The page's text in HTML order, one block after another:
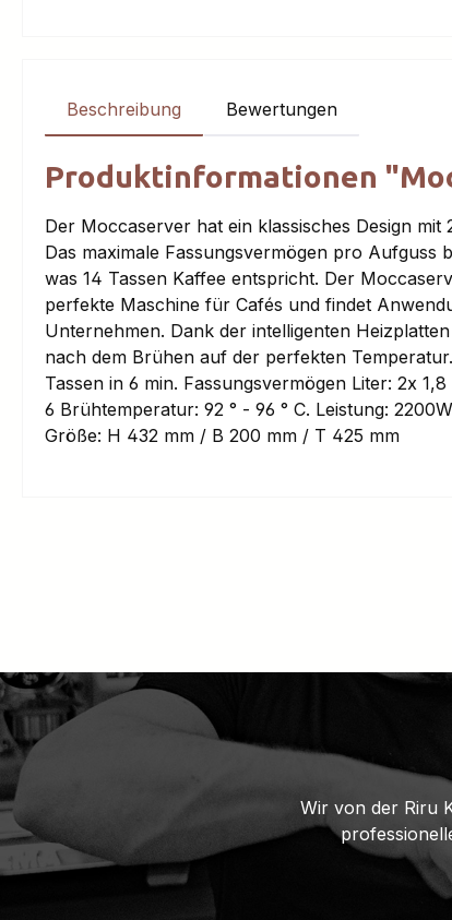
Beschreibung Bewertungen
Produktinformationen
Der Moccaserver hat ein klassisches Design mit
Das maximale Fassungsvermögen pro Aufguss
was 14 Tassen Kaffee entspricht. Der
perfekte Maschine für Cafés und findet
Unternehmen. Dank der intelligenten
nach dem Brühen auf der perfekten
Tassen in 6 min. Fassungsvermögen Liter: 2x
6 Brühtemperatur: 92 ° - 96 ° C. Leistung:
Größe: H 432 mm / B 200 mm / T 425 mm
Wir von der Riru